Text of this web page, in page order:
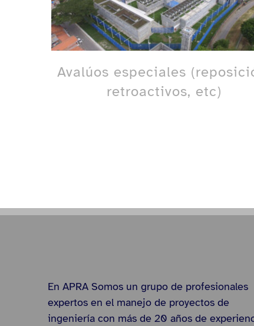
Avalúos especiales
retroactivos, etc)
En APRA Somos un grupo de profesionales
expertos en el manejo de proyectos de
ingeniería con más de 20 años de